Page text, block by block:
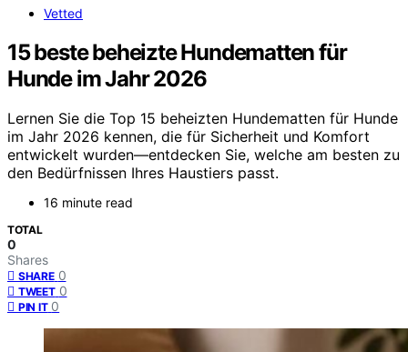
Vetted
15 beste beheizte Hundematten für
Hunde im Jahr 2026
Lernen Sie die Top 15 beheizten Hundematten für Hunde
im Jahr 2026 kennen, die für Sicherheit und Komfort
entwickelt wurden—entdecken Sie, welche am besten zu
den Bedürfnissen Ihres Haustiers passt.
16 minute read
TOTAL
0
Shares
SHARE 0
TWEET 0
PIN IT 0